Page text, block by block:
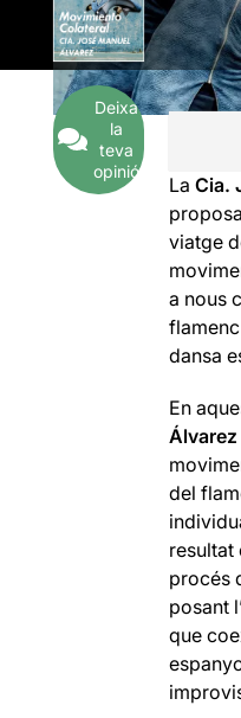
Deixa
la
teva
opinió
LaCia.
proposa
viatge
a nous
dansa
En
Álvarez
del
resultat
procés
posant
que